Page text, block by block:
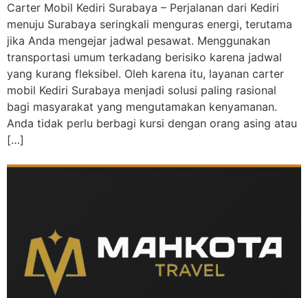
Carter Mobil Kediri Surabaya – Perjalanan dari Kediri
menuju Surabaya seringkali menguras energi, terutama
jika Anda mengejar jadwal pesawat. Menggunakan
transportasi umum terkadang berisiko karena jadwal
yang kurang fleksibel. Oleh karena itu, layanan carter
mobil Kediri Surabaya menjadi solusi paling rasional
bagi masyarakat yang mengutamakan kenyamanan.
Anda tidak perlu berbagi kursi dengan orang asing atau
[…]